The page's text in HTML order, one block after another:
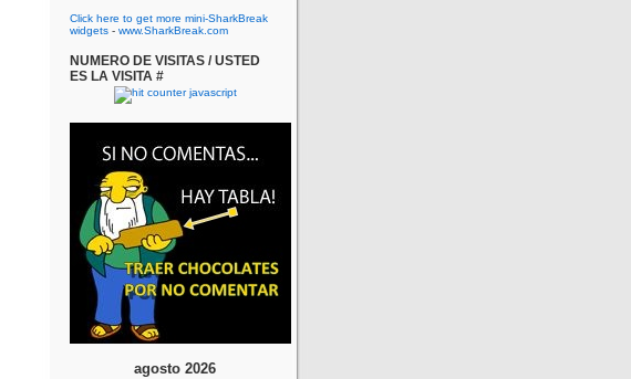
Click here to get more mini-SharkBreak
widgets - www.SharkBreak.com
NUMERO DE VISITAS / USTED
ES LA VISITA #
agosto 2026